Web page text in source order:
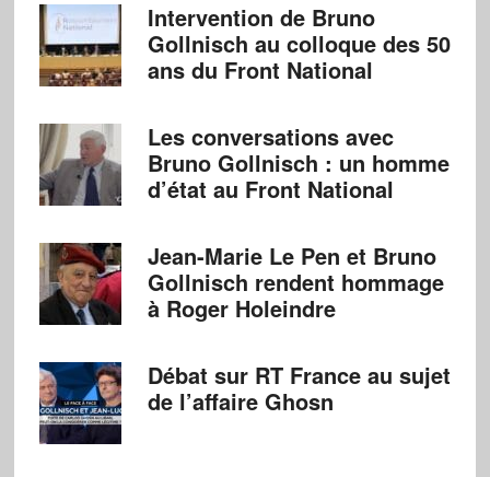
Intervention de Bruno
Gollnisch au colloque des 50
ans du Front National
Les conversations avec
Bruno Gollnisch : un homme
d’état au Front National
Jean-Marie Le Pen et Bruno
Gollnisch rendent hommage
à Roger Holeindre
Débat sur RT France au sujet
de l’affaire Ghosn